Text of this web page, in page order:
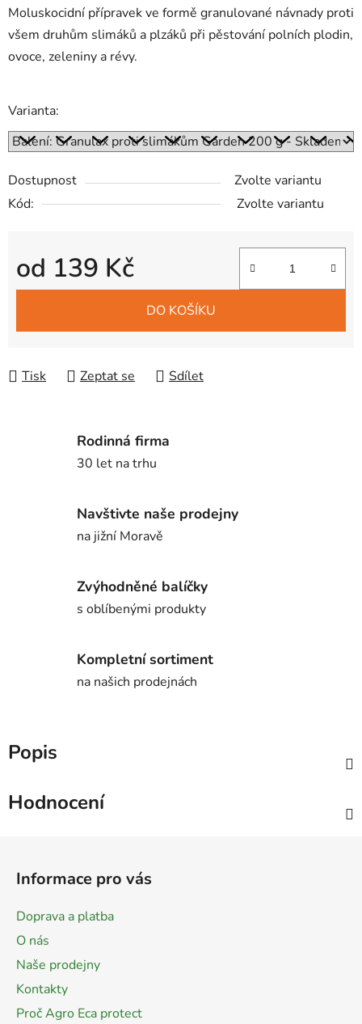
Moluskocidní přípravek ve formě granulované návnady proti
všem druhům slimáků a plzáků při pěstování polních plodin,
ovoce, zeleniny a révy.
Varianta:
Dostupnost
Zvolte variantu
Kód:
Zvolte variantu
od 139 Kč
Měrná cena:
DO KOŠÍKU
Tisk Zeptat se Sdílet
Rodinná firma
30 let na trhu
Navštivte naše prodejny
na jižní Moravě
Zvýhodněné balíčky
s oblíbenými produkty
Kompletní sortiment
na našich prodejnách
Popis
Hodnocení
Informace pro vás
Doprava a platba
O nás
Naše prodejny
Kontakty
Proč Agro Eca protect